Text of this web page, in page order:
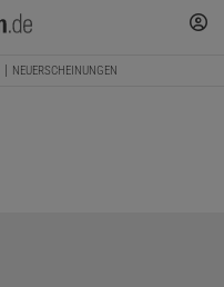
NEUERSCHEINUNGEN